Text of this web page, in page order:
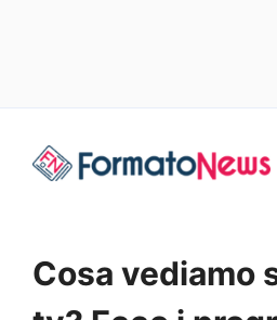
Cosa vediamo